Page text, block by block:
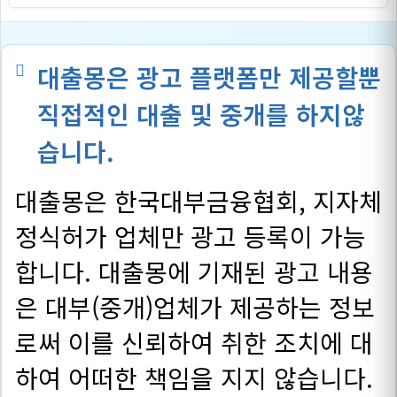
대출몽은 광고 플랫폼만 제공할뿐
직접적인 대출 및 중개를 하지않
습니다.
대출몽은 한국대부금융협회, 지자체
정식허가 업체만 광고 등록이 가능
합니다. 대출몽에 기재된 광고 내용
은 대부(중개)업체가 제공하는 정보
로써 이를 신뢰하여 취한 조치에 대
하여 어떠한 책임을 지지 않습니다.